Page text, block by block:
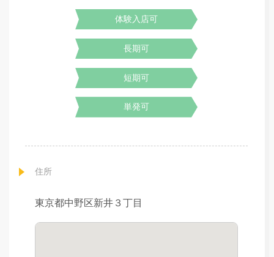
体験入店可
長期可
短期可
単発可
住所
東京都中野区新井３丁目